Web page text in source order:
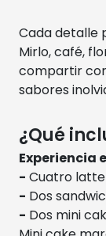
Cada detalle
Mirlo, café,
compartir
sabores
¿Qué
Experiencia
- Cuatro
- Dos
- Dos mini